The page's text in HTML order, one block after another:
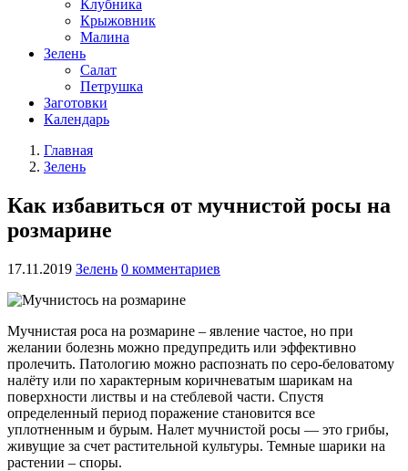
Клубника
Крыжовник
Малина
Зелень
Салат
Петрушка
Заготовки
Календарь
Главная
Зелень
Как избавиться от мучнистой росы на
розмарине
17.11.2019 Зелень 0 комментариев
Мучнистая роса на розмарине – явление частое, но при
желании болезнь можно предупредить или эффективно
пролечить. Патологию можно распознать по серо-беловатому
налёту или по характерным коричневатым шарикам на
поверхности листвы и на стеблевой части. Спустя
определенный период поражение становится все
уплотненным и бурым. Налет мучнистой росы — это грибы,
живущие за счет растительной культуры. Темные шарики на
растении – споры.